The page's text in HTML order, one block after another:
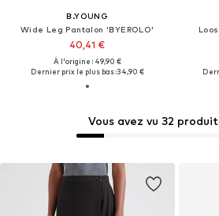
B.YOUNG
Wide Leg Pantalon 'BYEROLO'
40,41 €
À l'origine : 49,90 €
Dernier prix le plus bas :34,90 €
Vous avez vu 32